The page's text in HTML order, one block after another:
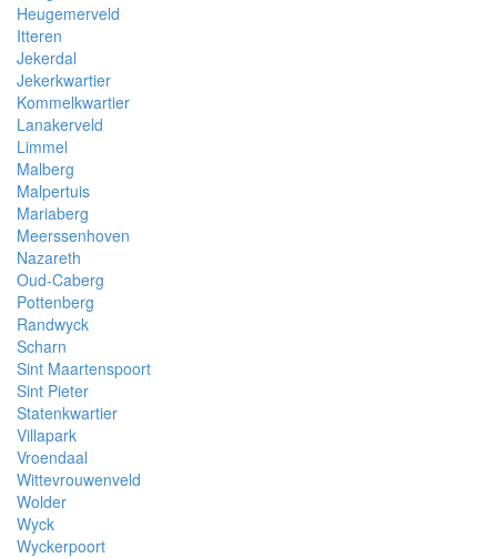
Heugemerveld
Itteren
Jekerdal
Jekerkwartier
Kommelkwartier
Lanakerveld
Limmel
Malberg
Malpertuis
Mariaberg
Meerssenhoven
Nazareth
Oud-Caberg
Pottenberg
Randwyck
Scharn
Sint Maartenspoort
Sint Pieter
Statenkwartier
Villapark
Vroendaal
Wittevrouwenveld
Wolder
Wyck
Wyckerpoort